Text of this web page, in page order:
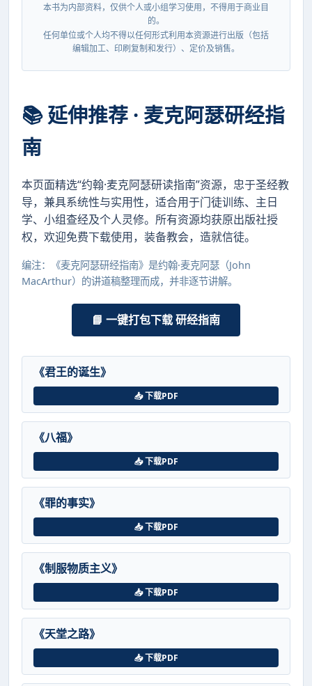
本书为内部资料，仅供个人或小组学习使用，不得用于商业目
的。
任何单位或个人均不得以任何形式利用本资源进行出版（包括
编辑加工、印刷复制和发行）、定价及销售。
📚 延伸推荐 · 麦克阿瑟研经指
南
本页面精选“约翰·麦克阿瑟研读指南”资源，忠于圣经教
导，兼具系统性与实用性，适合用于门徒训练、主日
学、小组查经及个人灵修。所有资源均获原出版社授
权，欢迎免费下载使用，装备教会，造就信徒。
编注：《麦克阿瑟研经指南》是约翰·麦克阿瑟（John
MacArthur）的讲道稿整理而成，并非逐节讲解。
📘 一键打包下载 研经指南
《君王的诞生》
📥 下载PDF
《八福》
📥 下载PDF
《罪的事实》
📥 下载PDF
《制服物质主义》
📥 下载PDF
《天堂之路》
📥 下载PDF